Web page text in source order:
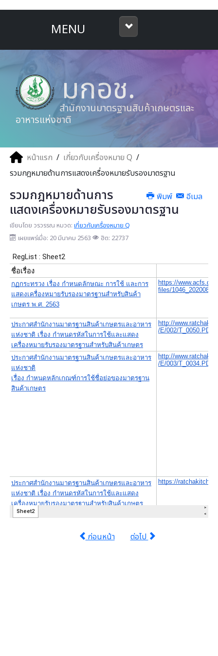
MENU
หน้าแรก
ลงทะเบียน
บริการประชาชน
เกี่ยวกับเครื่องหมาย Q
มกอช.
สำนักงานมาตรฐานสินค้าเกษตรและ
อาหารแห่งชาติ
หน้าแรก / เกี่ยวกับเครื่องหมาย Q /
รวมกฎหมายด้านการแสดงเครื่องหมายรับรองมาตรฐาน
พิมพ์
อีเมล
รวมกฎหมายด้านการ
แสดงเครื่องหมายรับรองมาตรฐาน
เขียนโดย วรวรรณ หมวด: เกี่ยวกับเครื่องหมาย Q
เผยแพร่เมื่อ: 20 มีนาคม 2563
ฮิต: 22737
ก่อนหน้า ต่อไป